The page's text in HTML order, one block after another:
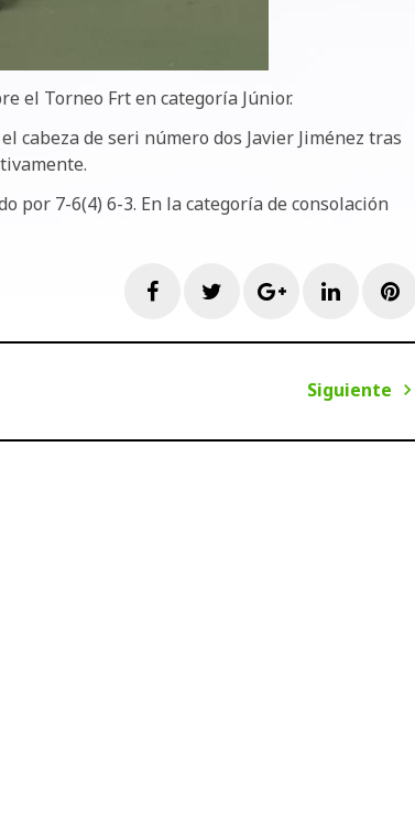
el Torneo Frt en categoría Júnior.
cabeza de seri número dos Javier Jiménez tras
7-6(4) 6-3. En la categoría de consolación
FacebookTwitterGoogle+
Siguiente